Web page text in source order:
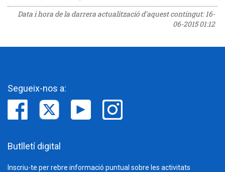
Data i hora de la darrera actualització d'aquest contingut:16-
06-2015 01:12
Segueix-nos a:
Butlletí digital
Inscriu-te per rebre informació puntual sobre les activitats